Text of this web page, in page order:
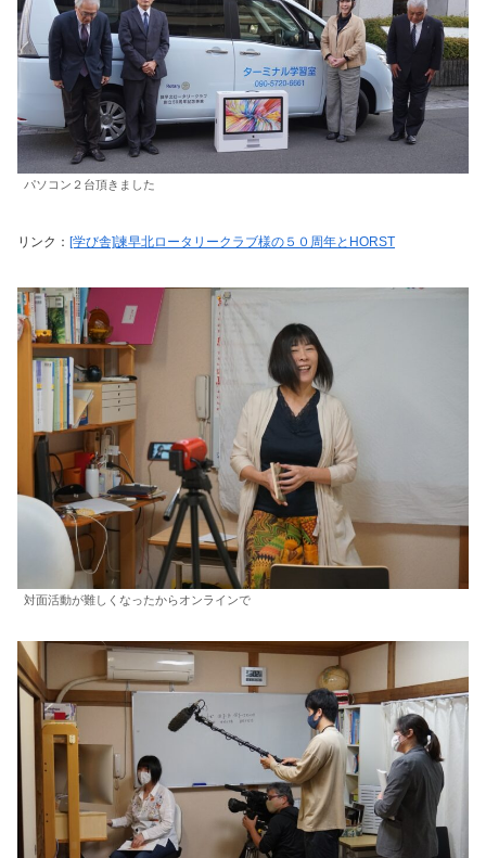
パソコン２台頂きました
リンク： [学び舎]諫早北ロータリークラブ様の５０周年とHORST
対面活動が難しくなったからオンラインで